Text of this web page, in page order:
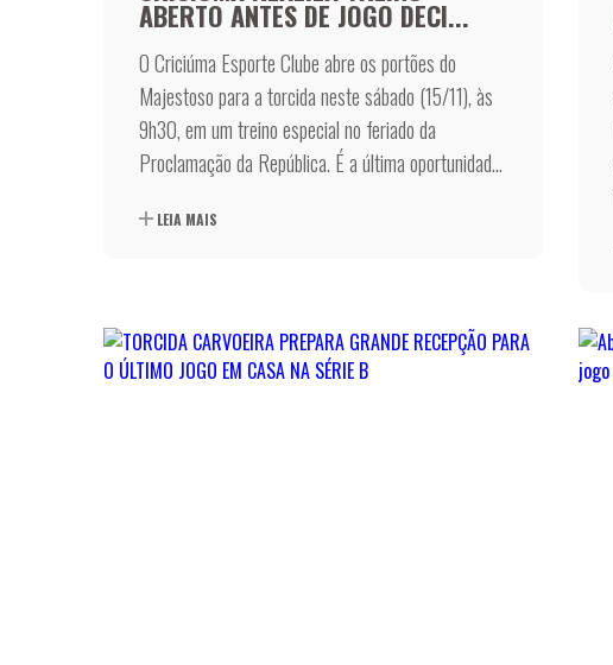
ABERTO ANTES DE JOGO DECI...
O Criciúma Esporte Clube abre os portões do
Majestoso para a torcida neste sábado (15/11), às
9h30, em um treino especial no feriado da
Proclamação da República. É a última oportunidad...
LEIA MAIS